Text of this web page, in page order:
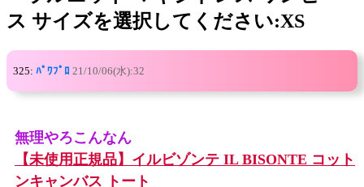
ス サイズを選択してください:XS
325: ﾊﾟﾜﾌﾟﾛ 21/10/06(水):32
無理やろこんなん
【未使用正規品】イルビゾンテ IL BISONTE コット
ンキャンバス トート